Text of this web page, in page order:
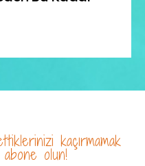
kaçırmamak
olun!